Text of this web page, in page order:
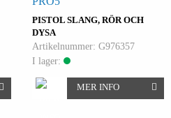
PISTOL SLANG, RÖR OCH
DYSA
Artikelnummer: G976357
I lager:
MER INFO